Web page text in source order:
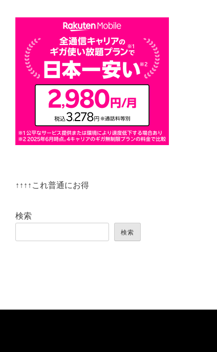
↑↑↑↑これ普通にお得
検索
検索